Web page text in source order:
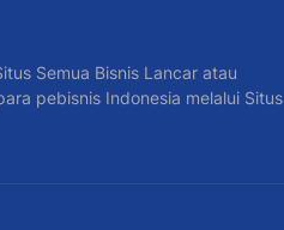
Semua Bisnis Lancar atau
pebisnis Indonesia melalui Situs